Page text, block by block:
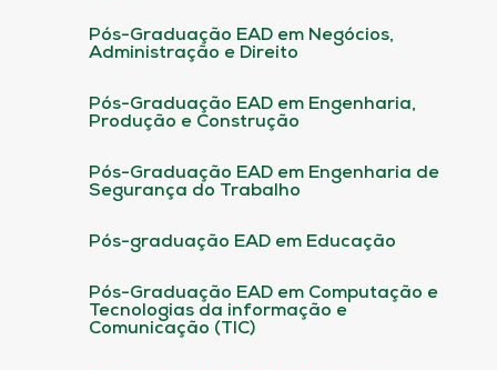
Pós-Graduação EAD em Negócios,
Administração e Direito
Pós-Graduação EAD em Engenharia,
Produção e Construção
Pós-Graduação EAD em Engenharia de
Segurança do Trabalho
Pós-graduação EAD em Educação
Pós-Graduação EAD em Computação e
Tecnologias da informação e
Comunicação (TIC)